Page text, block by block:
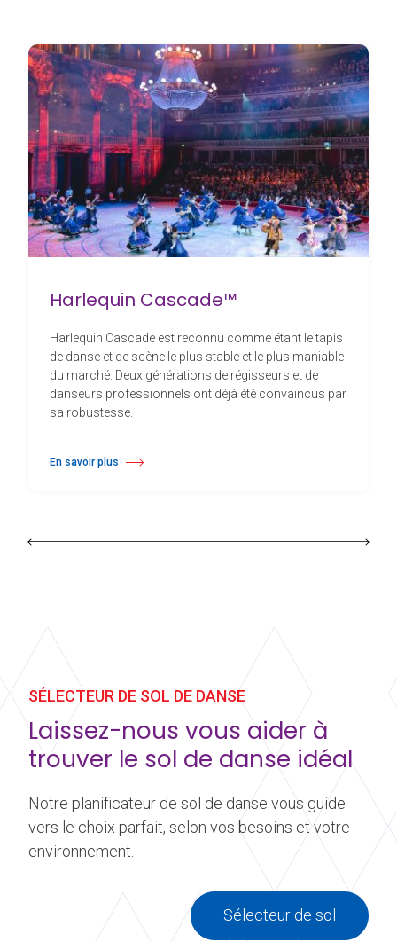
Harlequin Cascade™
Harlequin Cascade est reconnu comme étant le tapis
de danse et de scène le plus stable et le plus maniable
du marché. Deux générations de régisseurs et de
danseurs professionnels ont déjà été convaincus par
sa robustesse.
En savoir plus
à propos Harlequin Cascade™
SÉLECTEUR DE SOL DE DANSE
Laissez-nous vous aider à
trouver le sol de danse idéal
Notre planificateur de sol de danse vous guide
vers le choix parfait, selon vos besoins et votre
environnement.
Sélecteur de sol